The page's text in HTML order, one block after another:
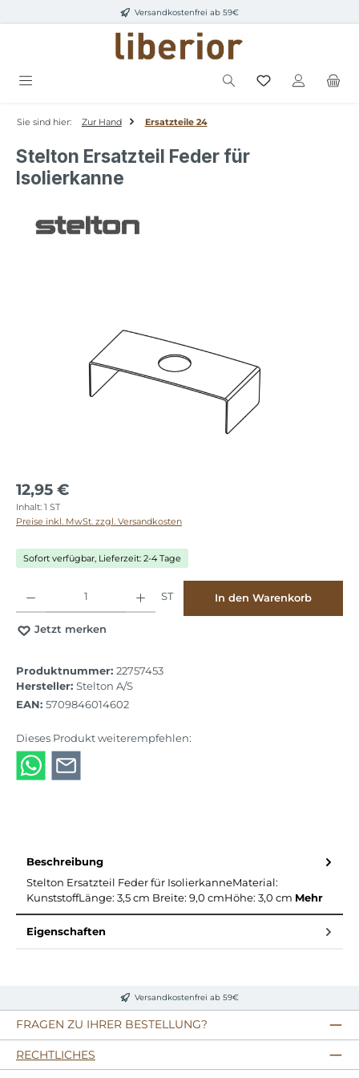
Zum Hauptinhalt springenVersandkostenfrei ab 59€
Sie sind hier: Zur Hand Ersatzteile 24
Stelton Ersatzteil Feder für
Isolierkanne
12,95 €
Inhalt: 1 ST
Preise inkl. MwSt. zzgl. Versandkosten
Sofort verfügbar, Lieferzeit: 2-4 Tage
ST In den Warenkorb
Jetzt merken
Produktnummer: 22757453
Hersteller: Stelton A/S
EAN: 5709846014602
Dieses Produkt weiterempfehlen:
Beschreibung
Stelton Ersatzteil Feder für IsolierkanneMaterial:
KunststoffLänge: 3,5 cm Breite: 9,0 cmHöhe: 3,0 cm Mehr
Eigenschaften
Versandkostenfrei ab 59€
FRAGEN ZU IHRER BESTELLUNG?
RECHTLICHES